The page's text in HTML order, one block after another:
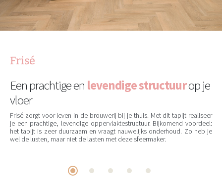
Frisé
Een prachtige en levendige structuurop je
vloer
Frisé zorgt voor leven in de brouwerij bij je thuis. Met dit tapijt realiseer
je een prachtige, levendige oppervlaktestructuur. Bijkomend voordeel:
het tapijt is zeer duurzaam en vraagt nauwelijks onderhoud. Zo heb je
wel de lusten, maar niet de lasten met deze sfeermaker.